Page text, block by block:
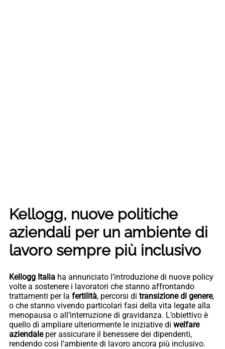
Kellogg, nuove politiche
aziendali per un ambiente di
lavoro sempre più inclusivo
Kellogg Italia ha annunciato l’introduzione di nuove policy
volte a sostenere i lavoratori che stanno affrontando
trattamenti per la fertilità, percorsi di transizione di genere,
o che stanno vivendo particolari fasi della vita legate alla
menopausa o all’interruzione di gravidanza. L’obiettivo è
quello di ampliare ulteriormente le iniziative di welfare
aziendaleper assicurare il benessere dei dipendenti,
rendendo così l’ambiente di lavoro ancora più inclusivo.